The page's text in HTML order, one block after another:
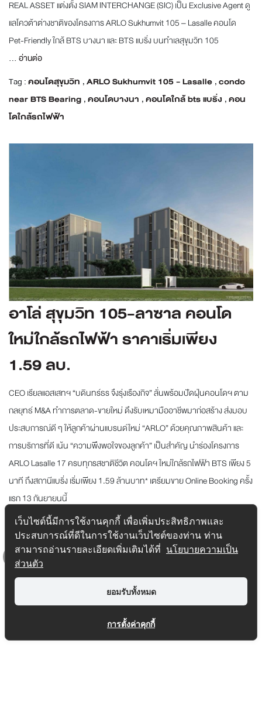
Top
REAL ASSET แต่งตั้ง SIAM INTERCHANGE (SIC) เป็น Exclusive Agent ดู
แลโควต้าต่างชาติของโครงการ ARLO Sukhumvit 105 – Lasalle คอนโด
Pet-Friendly ใกล้ BTS บางนา และ BTS แบริ่ง บนทำเลสุขุมวิท 105
... อ่านต่อ
Tag :คอนโดสุขุมวิท ,ARLO Sukhumvit 105 - Lasalle ,condo
near BTS Bearing ,คอนโดบางนา ,คอนโดใกล้ bts แบริ่ง ,คอน
โดใกล้รถไฟฟ้า
อาโล่ สุขุมวิท 105-ลาซาล คอนโด
ใหม่ใกล้รถไฟฟ้า ราคาเริ่มเพียง
1.59 ลบ.
CEO เรียลแอสเสทฯ “บดินทร์ธร จึงรุ่งเรืองกิจ” ลั่นพร้อมปัดฝุ่นคอนโดฯ ตาม
กลยุทธ์ M&A ทำการตลาด-ขายใหม่ ดึงรับเหมามืออาชีพมาก่อสร้าง ส่งมอบ
ประสบการณ์ดี ๆ ให้ลูกค้าผ่านแบรนด์ใหม่ “ARLO” ด้วยคุณภาพสินค้า และ
การบริการที่ดี เน้น “ความพึงพอใจของลูกค้า” เป็นสำคัญ นำร่องโครงการ
ARLO Lasalle 17 ครบทุกรสชาติชีวิต คอนโดฯ ใหม่ใกล้รถไฟฟ้า BTS เพียง 5
นาที ถึงสถานีแบริ่ง เริ่มเพียง 1.59 ล้านบาท* เตรียมขาย Online Booking ครั้ง
แรก 13 กันยายนนี้
...อ่านต่อ
Tag :Arlo Lasalle 17,ARLO Sukhumvit 105 - Lasalle
Pet Friendly,คอนโดบางนา,คอนโดลาซาล,คอนโดเลี้ยงสัตว์
ได้,คอนโดใกล้รถไฟฟ้า
เว็บไซต์นี้มีการใช้งานคุกกี้ เพื่อเพิ่มประสิทธิภาพและ
ประสบการณ์ที่ดีในการใช้งานเว็บไซต์ของท่าน ท่าน
สามารถอ่านรายละเอียดเพิ่มเติมได้ที่ นโยบายความเป็น
ส่วนตัว
ยอมรับทั้งหมด
การตั้งค่าคุกกี้